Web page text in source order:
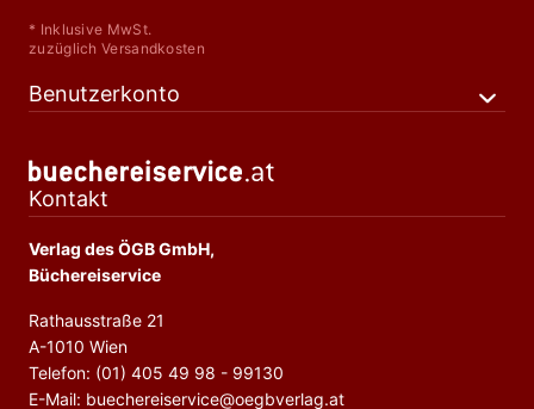
* Inklusive MwSt.
zuzüglich Versandkosten
Benutzerkonto
Kontakt
Verlag des ÖGB GmbH,
Büchereiservice
Rathausstraße 21
A-1010 Wien
Telefon: (01) 405 49 98 - 99130
E-Mail: buechereiservice@oegbverlag.at